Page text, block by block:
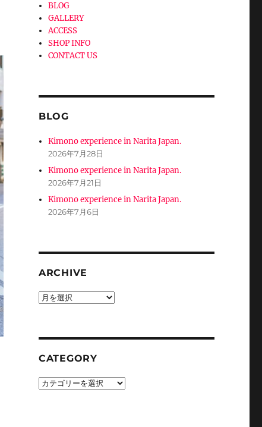
BLOG
GALLERY
ACCESS
SHOP INFO
CONTACT US
BLOG
Kimono experience in Narita Japan.
2026年7月28日
Kimono experience in Narita Japan.
2026年7月21日
Kimono experience in Narita Japan.
2026年7月6日
ARCHIVE
ARCHIVE
CATEGORY
CATEGORY